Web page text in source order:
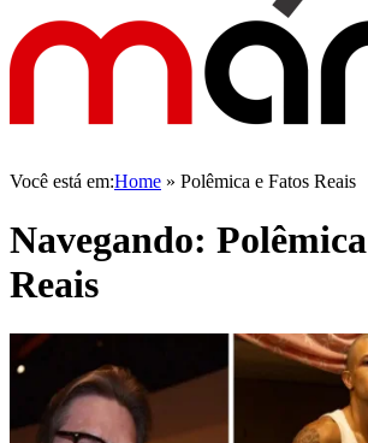
Você está em:Home » Polêmica e Fatos Reais
Navegando:
Reais